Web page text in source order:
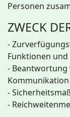
Personen
ZWECK
-
Funktionen und
-
-
-